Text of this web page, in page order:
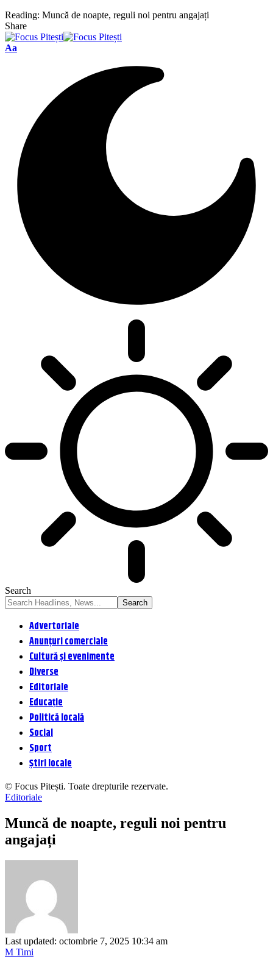
Reading: Muncă de noapte, reguli noi pentru angajați
Share
Font
Aa
Search
Advertoriale
Anunțuri comerciale
Cultură și evenimente
Diverse
Editoriale
Educație
Politică locală
Social
Sport
Știri locale
© Focus Pitești. Toate drepturile rezervate.
Editoriale
Muncă de noapte, reguli noi pentru
angajați
Last updated: octombrie 7, 2025 10:34 am
M Timi